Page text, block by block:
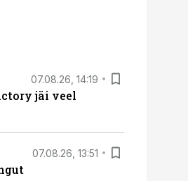
07.08.26, 14:19
jäi veel
07.08.26, 13:51